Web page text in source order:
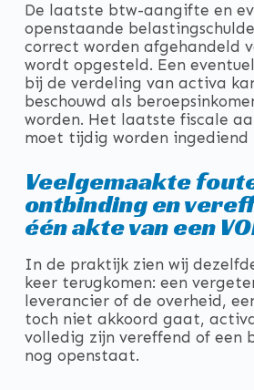
De laatste btw-aangifte en
openstaande
correct worden afgehandeld
wordt opgesteld. Een
bij de verdeling van activa
beschouwd als
worden. Het laatste fiscale
moet tijdig worden ingediend
Veelgemaakte
ontbinding en
één akte van een
In de praktijk zien wij
keer terugkomen: een
leverancier of de overheid,
toch niet akkoord gaat,
volledig zijn vereffend of een
nog openstaat.